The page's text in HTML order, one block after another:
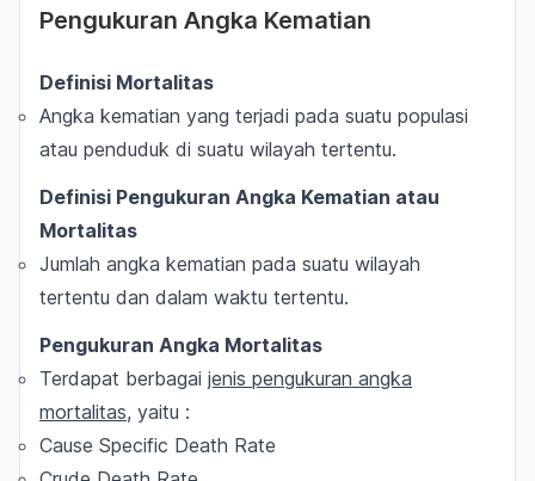
Pengukuran Angka Kematian
Definisi Mortalitas
Angka kematian yang terjadi pada suatu populasi
atau penduduk di suatu wilayah tertentu.
Definisi Pengukuran Angka Kematian atau
Mortalitas
Jumlah angka kematian pada suatu wilayah
tertentu dan dalam waktu tertentu.
Pengukuran Angka Mortalitas
Terdapat berbagai jenis pengukuran angka
mortalitas, yaitu :
Cause Specific Death Rate